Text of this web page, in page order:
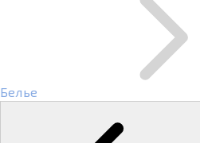
Белье